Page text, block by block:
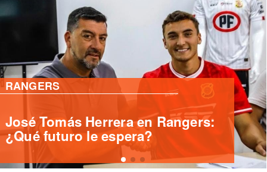
PRIMERA B
Deportes Santa Cruz ficha
delantero internacional Yashir
Islame Pinto